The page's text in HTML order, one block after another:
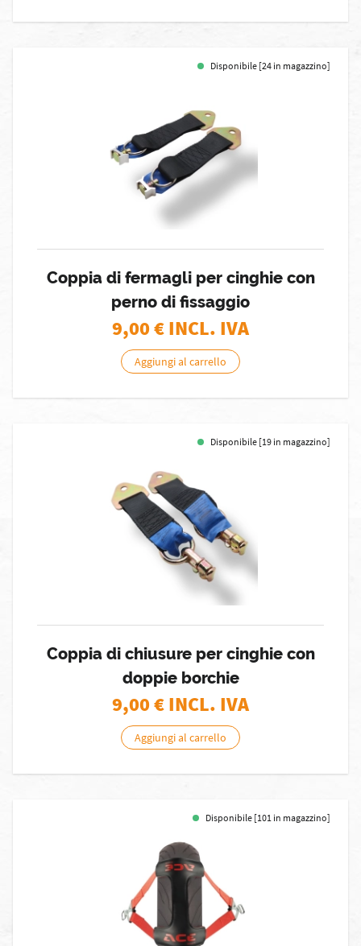
Disponibile [24 in magazzino]
Coppia di fermagli per cinghie con
perno di fissaggio
9,00€ INCL. IVA
Aggiungi al carrello
Disponibile [19 in magazzino]
Coppia di chiusure per cinghie con
doppie borchie
9,00€ INCL. IVA
Aggiungi al carrello
Disponibile [101 in magazzino]